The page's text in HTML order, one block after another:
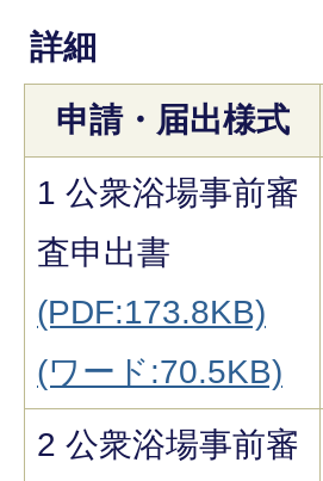
詳細
申請・届出様式
1 公衆浴場事前審
査申出書
(PDF:173.8KB)
(ワード:70.5KB)
2 公衆浴場事前審